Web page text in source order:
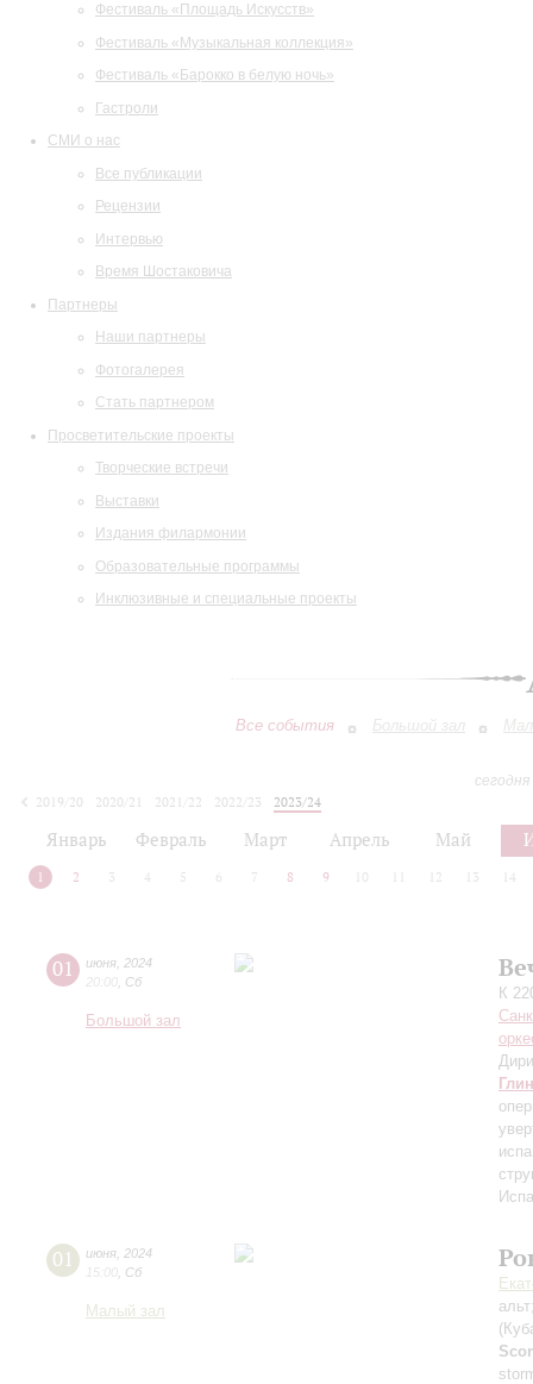
Фестиваль «Площадь Искусств»
Фестиваль «Музыкальная коллекция»
Фестиваль «Барокко в белую ночь»
Гастроли
СМИ о нас
Все публикации
Рецензии
Интервью
Время Шостаковича
Партнеры
Наши партнеры
Фотогалерея
Стать партнером
Просветительские проекты
Творческие встречи
Выставки
Издания филармонии
Образовательные программы
Инклюзивные и специальные проекты
Все события Большой зал
2019/20
2020/21 2021/22 2022/23
2023/24
Январь Февраль Март Апрель Май
1 2 3 4 5 6 7 8 9 10 12 13 14
01 июня 2024
20:00 Сб
Большой зал
К
01 июня 2024
15:00 Сб
Малый зал